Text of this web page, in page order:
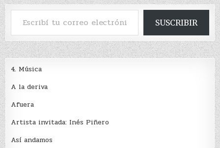
Escribí tu correo electrónico…
SUSCRIBIR
4. Música
A la deriva
Afuera
Artista invitada: Inés Piñero
Así andamos